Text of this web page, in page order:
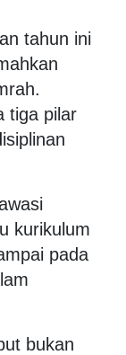
tahun ini
tiga pilar
kurikulum
pada
bukan